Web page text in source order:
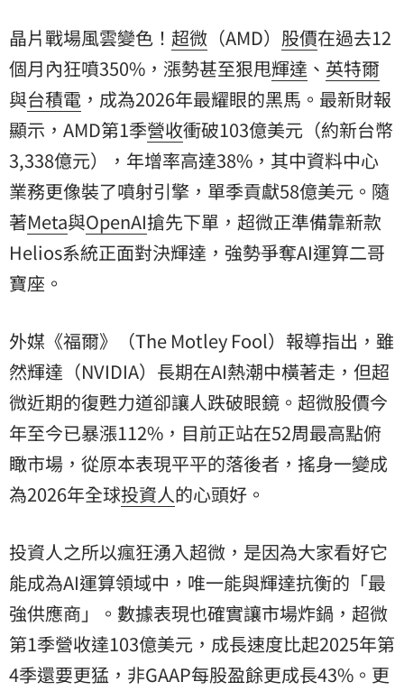
晶片戰場風雲變色！ 超微 （AMD） 股價在過去12
個月內狂噴350%，漲勢甚至狠甩輝達 、 英特爾
與台積電 ，成為2026年最耀眼的黑馬。最新財報
顯示，AMD第1季營收衝破103億美元（約新台幣
3,338億元），年增率高達38%，其中資料中心
業務更像裝了噴射引擎，單季貢獻58億美元。隨
著Meta與OpenAI搶先下單，超微正準備靠新款
Helios系統正面對決輝達，強勢爭奪AI運算二哥
寶座。
外媒《福爾》（The Motley Fool）報導指出，雖
然輝達（NVIDIA）長期在AI熱潮中橫著走，但超
微近期的復甦力道卻讓人跌破眼鏡。超微股價今
年至今已暴漲112%，目前正站在52周最高點俯
瞰市場，從原本表現平平的落後者，搖身一變成
為2026年全球投資人的心頭好。
投資人之所以瘋狂湧入超微，是因為大家看好它
能成為AI運算領域中，唯一能與輝達抗衡的「最
強供應商」。數據表現也確實讓市場炸鍋，超微
第1季營收達103億美元，成長速度比起2025年第
4季還要更猛，非GAAP每股盈餘更成長43%。更